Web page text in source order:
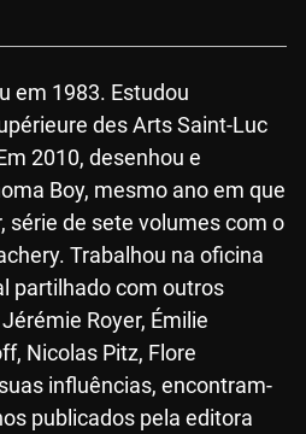
em 1983. Estudou
des Arts Saint-Luc
2010, desenhou e
Boy, mesmo ano em que
série de sete volumes com o
Trabalhou na oficina
partilhado com outros
Royer, Émilie
Nicolas Pitz, Flore
influências, encontram-
publicados pela editora